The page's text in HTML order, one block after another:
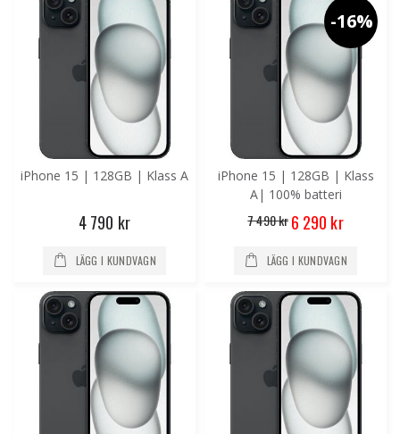
iPhone 15 | 128GB | Klass A
4 790 kr
LÄGG I KUNDVAGN
-16%
iPhone 15 | 128GB | Klass
A| 100% batteri
7 490 kr Special
Price
6 290 kr
LÄGG I KUNDVAGN